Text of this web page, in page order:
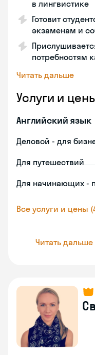
в лингвистике
Готовит
экзаменам и
потребностям
Читать дальше
Услуги и
Английский язык
Деловой - для
Для путешествий
Для начинающих -
Все услуги и цены
Читать дальше